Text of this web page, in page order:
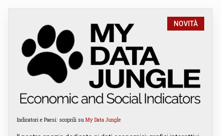
NOVITÀ
Indicatori e Paesi: scoprili su My Data Jungle